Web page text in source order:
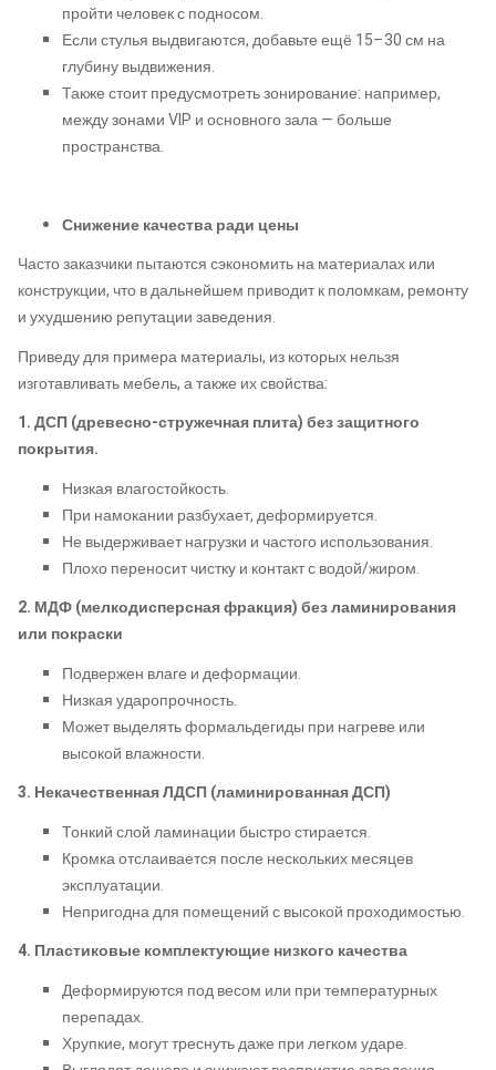
пройти человек с подносом.
Если стулья выдвигаются, добавьте ещё 15–30 см на
глубину выдвижения.
Также стоит предусмотреть зонирование: например,
между зонами VIP и основного зала — больше
пространства.
Снижение качества ради цены
Часто заказчики пытаются сэкономить на материалах или
конструкции, что в дальнейшем приводит к поломкам, ремонту
и ухудшению репутации заведения.
Приведу для примера материалы, из которых нельзя
изготавливать мебель, а также их свойства:
1. ДСП (древесно-стружечная плита) без защитного
покрытия.
Низкая влагостойкость.
При намокании разбухает, деформируется.
Не выдерживает нагрузки и частого использования.
Плохо переносит чистку и контакт с водой/жиром.
2. МДФ (мелкодисперсная фракция) без ламинирования
или покраски
Подвержен влаге и деформации.
Низкая ударопрочность.
Может выделять формальдегиды при нагреве или
высокой влажности.
3. Некачественная ЛДСП (ламинированная ДСП)
Тонкий слой ламинации быстро стирается.
Кромка отслаивается после нескольких месяцев
эксплуатации.
Непригодна для помещений с высокой проходимостью.
4. Пластиковые комплектующие низкого качества
Деформируются под весом или при температурных
перепадах.
Хрупкие, могут треснуть даже при легком ударе.